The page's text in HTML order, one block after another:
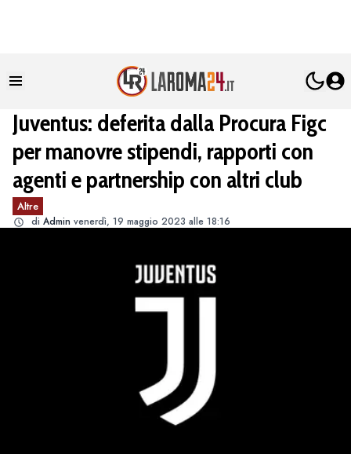
Juventus: deferita dalla Procura Figc
per manovre stipendi, rapporti con
agenti e partnership con altri club
Altre
di Admin venerdì, 19 maggio 2023 alle 18:16